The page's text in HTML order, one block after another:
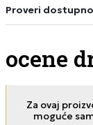
Proveri
ocene
Za ovaj
moguće